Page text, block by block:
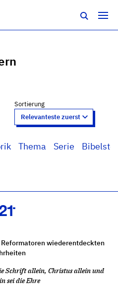
Thema Serie
Sortierung
wiederentdeckten
Schrift allein, Christus allein und
sei die Ehre